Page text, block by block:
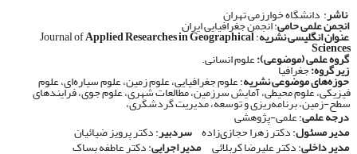
ناشر: دانشگاه خوارزمی تهران
انجمن علمی حامی: انجمن جغرافیایی ایران
عنوان انگلیسی نشریه: Journal of
Applied Researches in Geographical
Sciences
گروه علمی (موضوعی):علوم انسانی.
زیر گروه:جغرافیا
حوزه‌های موضوعی نشریه: علوم جغرافیایی، علوم زمین، علوم سیاره‌ای، علوم
فیزیکی، علوم محیطی، آمایش سرزمین، مطالعات شهری، علوم جوی، فرایندهای
سطح-زمین، برنامه‌ریزی و توسعه، مدیریت گردشگری،
درجه علمی: علمی-پژوهشی
مدیر مسئول: دکتر زهرا حجازی‌زاده سردبیر: دکتر پرویز ضیائیان
مدیر داخلی: دکتر علیرضا کربلائی مدیر اجرایی: دکتر عاطفه بساک